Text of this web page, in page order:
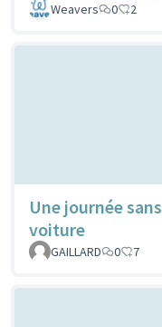
Weavers
0 2
Une journée sans
voiture
GAILLARD
0 7